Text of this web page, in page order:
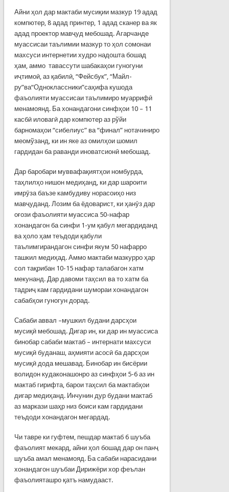
Айни ҳол дар мактаби мусиқии мазкур 19 адад
компютер, 8 адад принтер, 1 адад сканер ва як
адад проектор мавҷуд мебошад. Агарчанде
муассисаи таълимии мазкур то ҳол сомонаи
махсуси интернетии худро надошта бошад
ҳам, аммо тавассути шабакаҳои гуногуни
иҷтимоӣ, аз қабилӣ, “Фейсбук”, “Майл-
ру”ва“Одноклассники”саҳифа кушода
фаъолияти муассисаи таълимиро муаррифӣ
менамоянд. Ба хонандагони синфҳои 10 – 11
касбӣ иловагӣ дар компютер аз рўйи
барномаҳои “сибелиус” ва “финал” нотачиниро
меомўзанд, ки ин яке аз омилҳои шомил
гардидан ба раванди иноватсионӣ мебошад.
Дар баробари муввафақиятҳои номбурда,
таҳлилҳо нишон медиҳанд, ки дар шароити
имрӯза баъзе камбудиву норасоиҳо низ
мавҷуданд. Лозим ба ёдоварист, ки ҳанӯз дар
оғози фаъолияти муассиса 50-нафар
хонандагон ба синфи 1-ум қабул мегардиданд
ва ҳоло ҳам теъдоди қабули
таълимгирандагон синфи якум 50 нафарро
ташкил медиҳад. Аммо мактаби мазкурро ҳар
сол тақрибан 10-15 нафар талабагон хатм
мекунанд. Дар давоми таҳсил ва то хатм ба
тадриҷ кам гардидани шумораи хонандагон
сабабҳои гуногун дорад.
Сабаби аввал –мушкил будани дарсҳои
мусиқӣ мебошад. Дигар ин, ки дар ин муассиса
бинобар сабаби мактаб – интернати махсуси
мусиқӣ буданаш, аҳмияти асосӣ ба дарсҳои
мусиқӣ дода мешавад. Бинобар ин бисёрии
волидон кудаконашонро аз синфҳои 5-6 аз ин
мактаб гирифта, барои таҳсил ба мактабҳои
дигар медиҳанд. Инчунин дур будани мактаб
аз маркази шаҳр низ боиси кам гардидани
теъдоди хонандагон мегардад.
Чи тавре ки гуфтем, пешдар мактаб 6 шуъба
фаъолият мекард, айни ҳол бошад дар он панҷ
шуъба амал менамояд. Ба сабаби нарасидани
хонандагон шуъбаи Дирижёри хор феълан
фаъолияташро қатъ намудааст.